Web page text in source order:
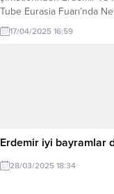
Tube Eurasia Fuarı’nda
Haritası ve yenilikçi
yönelik soruları
17/04/2025 16:59
Erdemir iyi bayramlar
28/03/2025 18:34